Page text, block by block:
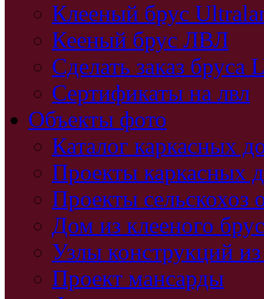
Клееный брус
Кееный брус ЛВЛ
Сделать заказ бруса
Сертификаты на лвл
Объекты фото
Каталог каркасных
Проекты каркасных
Проекты сельскохоз
Дом из клееного
Узлы конструкций
Проект мансарды